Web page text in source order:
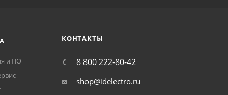
и ПО
КОНТАКТЫ
8 800 222-80-42
shop@idelectro.ru